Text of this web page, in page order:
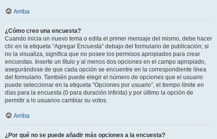
Arriba
¿Cómo creo una encuesta?
Cuando inicia un nuevo tema o edita el primer mensaje del mismo, debe hacer
clic en la etiqueta “Agregar Encuesta” debajo del formulario de publicación; si
no la visualiza, significa que no posee los permisos apropiados para crear
encuestas. Inserte un título y al menos dos opciones en el campo apropiado,
asegurándose de que cada opción se encuentre en la correspondiente línea
del formulario. También puede elegir el número de opciones que el usuario
puede seleccionar en la etiqueta “Opciones por usuario”, el tiempo límite en
días para la encuesta (0 para duración infinita) y por último la opción de
permitir a lo usuarios cambiar su votos.
Arriba
¿Por qué no se puede añadir más opciones a la encuesta?